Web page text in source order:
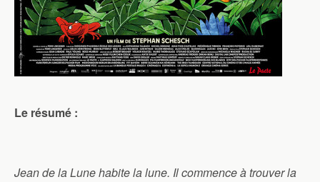
Le résumé :
Jean de la Lune habite la lune. Il commence à trouver la